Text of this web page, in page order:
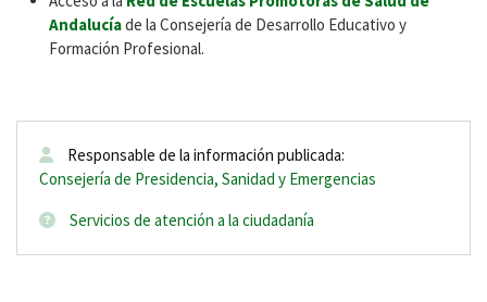
Andalucíade la Consejería de Desarrollo Educativo y
Formación Profesional.
Responsable de la información publicada:
Consejería de Presidencia, Sanidad y Emergencias
Servicios de atención a la ciudadanía